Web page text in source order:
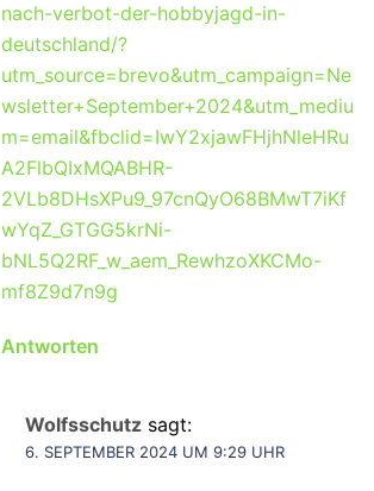
nach-verbot-der-hobbyjagd-in-
deutschland/?
utm_source=brevo&utm_campaign=Ne
wsletter+September+2024&utm_mediu
m=email&fbclid=IwY2xjawFHjhNleHRu
A2FlbQIxMQABHR-
2VLb8DHsXPu9_97cnQyO68BMwT7iKf
wYqZ_GTGG5krNi-
bNL5Q2RF_w_aem_RewhzoXKCMo-
mf8Z9d7n9g
Antworten
Wolfsschutz sagt:
6. SEPTEMBER 2024 UM 9:29 UHR